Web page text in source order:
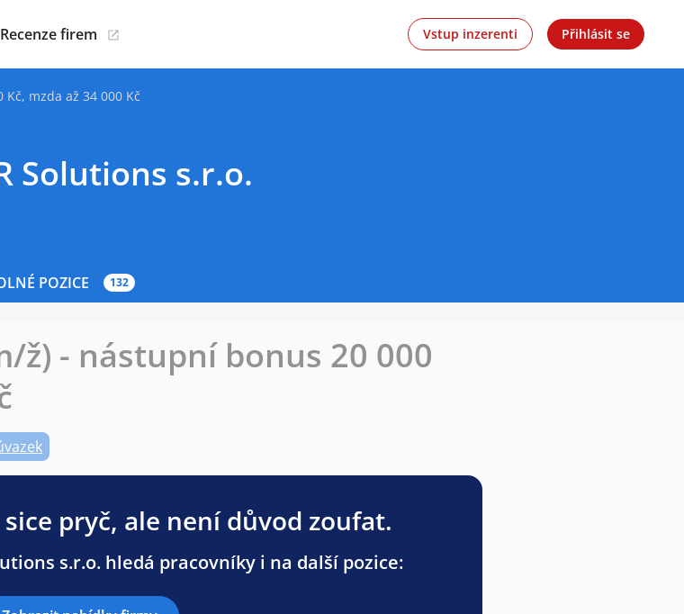
Recenze firem Vstup inzerenti Přihlásit se
mzda až 34 000 Kč
Solutions s.r.o.
POZICE 132
ž) - nástupní bonus 20 000
pryč, ale není důvod zoufat.
s.r.o. hledá pracovníky i na další pozice: